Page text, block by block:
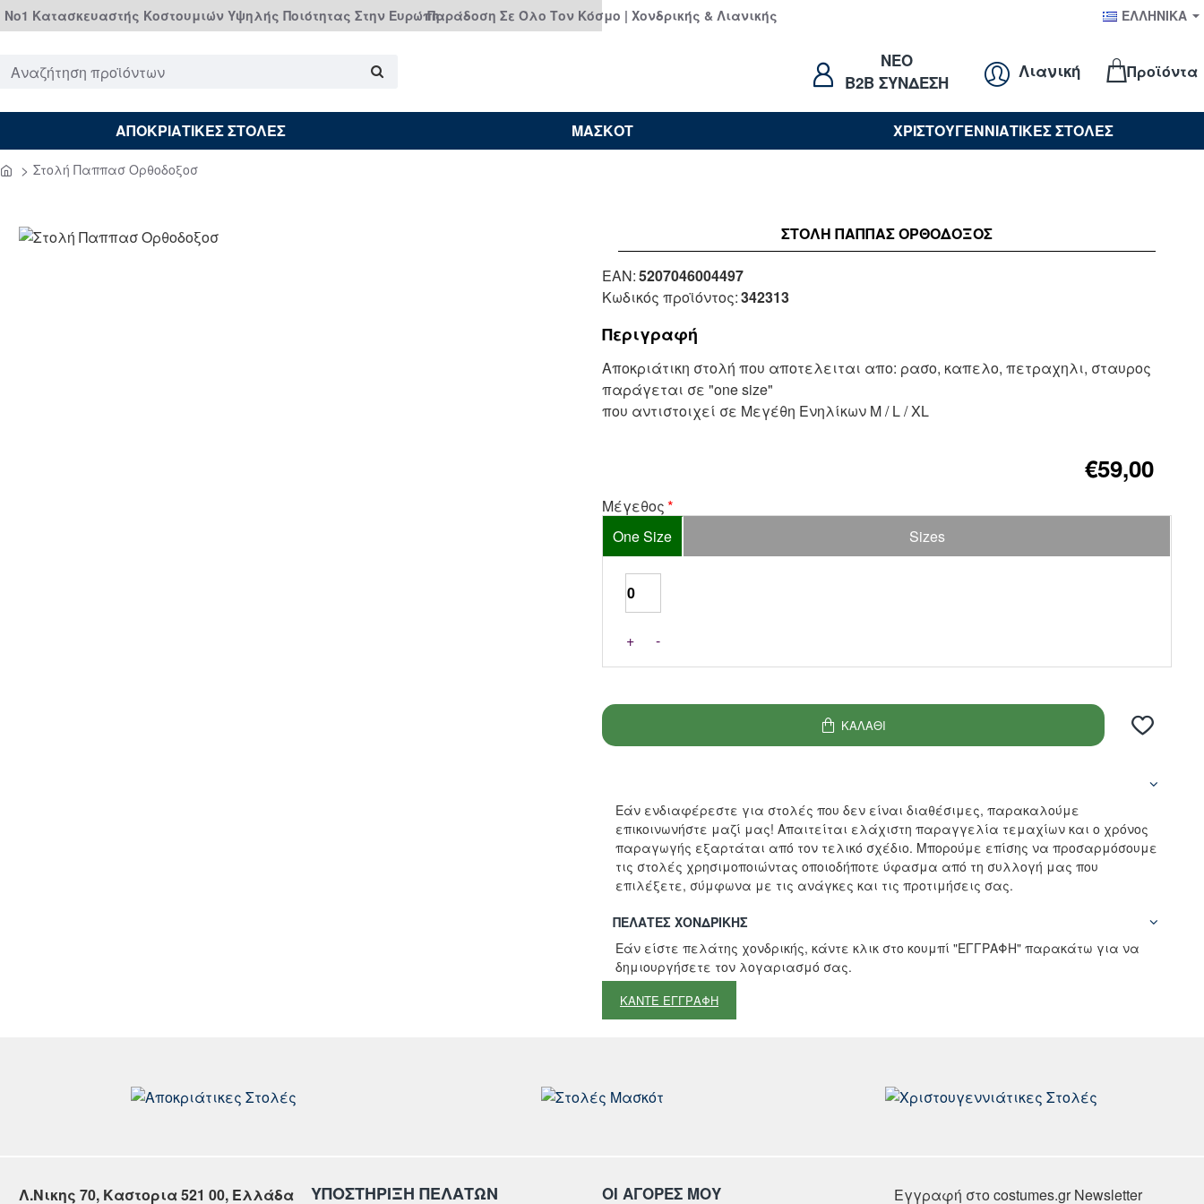
Νο1 Κατασκευαστής Κοστουμιών Υψηλής Ποιότητας Στην ΕυρώπηΠαράδοση Σε Όλο Τον Κόσμο | Χονδρικής & Λιανικής ΕΛΛΗΝΙΚΆ
Αναζήτηση
NEO
B2B ΣΥΝΔΕΣΗ
Λιανική Προϊόντα
ΑΠΟΚΡΙΑΤΙΚΕΣ ΣΤΟΛΕΣ ΜΑΣΚΟΤ ΧΡΙΣΤΟΥΓΕΝΝΙΑΤΙΚΕΣ ΣΤΟΛΕΣ
Στολή Παππασ Ορθοδοξοσ
ΣΤΟΛΉ ΠΑΠΠΑΣ ΟΡΘΟΔΟΞΟΣ
Περιγραφή
Αποκριάτικη στολή που αποτελειται απο: ρασο, καπελο, πετραχηλι, σταυρος
παράγεται σε "one size"
που αντιστοιχεί σε Μεγέθη Ενηλίκων M / L / XL
Κωδικός προϊόντος:342313
EAN:5207046004497
€59,00
Μέγεθος
One Size
Sizes
+ -
ΚΑΛΆΘΙ
Εάν ενδιαφέρεστε για στολές που δεν είναι διαθέσιμες, παρακαλούμε
επικοινωνήστε μαζί μας! Απαιτείται ελάχιστη παραγγελία τεμαχίων και ο χρόνος
παραγωγής εξαρτάται από τον τελικό σχέδιο. Μπορούμε επίσης να προσαρμόσουμε
τις στολές χρησιμοποιώντας οποιοδήποτε ύφασμα από τη συλλογή μας που
επιλέξετε, σύμφωνα με τις ανάγκες και τις προτιμήσεις σας.
ΠΕΛΆΤΕΣ ΧΟΝΔΡΙΚΉΣ
Εάν είστε πελάτης χονδρικής, κάντε κλικ στο κουμπί "ΕΓΓΡΑΦΗ" παρακάτω για να
δημιουργήσετε τον λογαριασμό σας.
ΚΑΝΤΕ ΕΓΓΡΑΦΗ
Λ.Νικης 70, Καστορια 521 00, Ελλάδα ΥΠΟΣΤΗΡΙΞΗ ΠΕΛΑΤΩΝ ΟΙ ΑΓΟΡΕΣ ΜΟΥ Εγγραφή στο costumes.gr Newsletter